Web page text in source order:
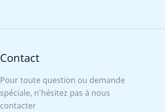
Contact
Pour toute question ou demande
spéciale, n'hésitez pas à nous
contacter